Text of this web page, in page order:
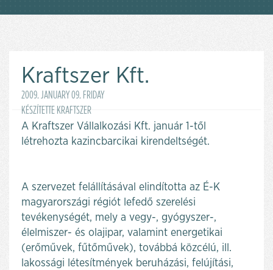
Kraftszer Kft.
2009. JANUARY 09. FRIDAY
KÉSZÍTETTE KRAFTSZER
A Kraftszer Vállalkozási Kft. január 1-től
létrehozta kazincbarcikai kirendeltségét.
A szervezet felállításával elindította az É-K
magyarországi régiót lefedő szerelési
tevékenységét, mely a vegy-, gyógyszer-,
élelmiszer- és olajipar, valamint energetikai
(erőművek, fűtőművek), továbbá közcélú, ill.
lakossági létesítmények beruházási, felújítási,